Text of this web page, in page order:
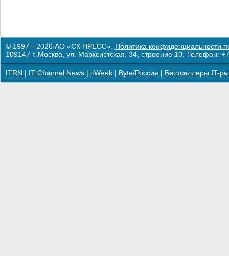
© 1997—2026 АО «СК ПРЕСС». Политика конфиденциальности
109147 г. Москва, ул. Марксистская, 34, строение 10. Телефон:
ITRN IT Channel News itWeek Byte/Россия Бестселлеры IT-